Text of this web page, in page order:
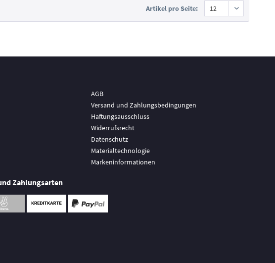
Artikel pro Seite:
AGB
Versand und Zahlungsbedingungen
Haftungsausschluss
Widerrufsrecht
Datenschutz
Materialtechnologie
Markeninformationen
Zahlungsarten